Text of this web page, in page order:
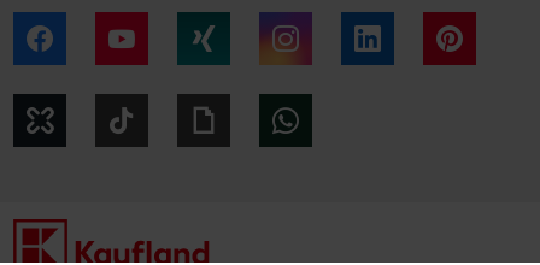
Facebook YouTube Instagram LinkedIn
Kununu Giphy